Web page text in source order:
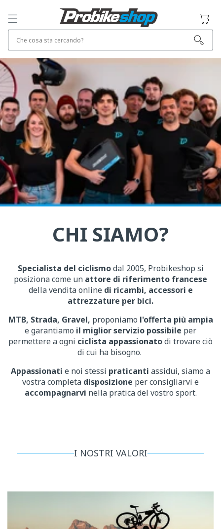
CONTENUTO
Che cosa sta cercando?
Cestino
CHI SIAMO?
Specialista del ciclismodal 2005, Probikeshop si
posiziona come un attore di riferimento francese
della vendita online di ricambi, accessori e
attrezzature per bici.
MTB, Strada, Gravel, proponiamo l'offerta più ampia
e garantiamo il miglior servizio possibile per
permettere a ogni ciclista appassionatodi trovare ciò
di cui ha bisogno.
Appassionati e noi stessi praticanti assidui, siamo a
vostra completa disposizione per consigliarvi e
accompagnarvi nella pratica del vostro sport.
I NOSTRI VALORI